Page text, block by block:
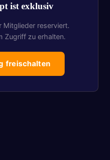
ist exklusiv
Mitglieder reserviert.
Zugriff zu erhalten.
freischalten